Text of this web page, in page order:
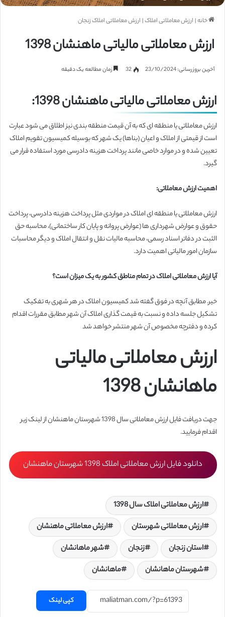
خانه| ارزش معاملاتی املاک| ارزش معاملاتی املاک زنجان
ارزش معاملاتی مالیاتی ماهنشان 1398
آخرین بروزرسانی: 23/10/2024 32 زمان مطالعه یک دقیقه
ارزش معاملاتی مالیاتی ماهنشان 1398:
ارزش معاملاتی یا منطقه ای که به آن قیمت منطقه بندی نیز اطلاق می شود عبارت
است از قیمتی از املاک و اعیان (بناها) یک شهر که بوسیله کمیسیون تقویم املاک
تعیین شده و در موارد خاصی مانند پرداخت هزینه دادرسی مورد استفاده قرار می
گیرد.
اهمیت ارزش معاملاتی:
ارزش معاملاتی یا منطقه ای املاک در مواردی مثل پرداخت هزینه دادرسی، پرداخت
حقوق و عوارض شهرداری ها (عوارض پروانه و پایان کار ساختمانی)، محاسبه حق
الثبت در دفاتر اسناد رسمی، محاسبه مالیات نقل و انتقال املاک و دیگر محاسبات
سازمان امور مالیاتی اهمیت دارد.
آیا ارزش معاملاتی املاک در تماممناطق کشور به یک میزان است؟
خیر. مطابق آنچه در فوق گفته شد کمیسیون املاک در هر شهری به تفکیک
تشکیل جلسه داده و نسبت به قیمت گذاری املاک آن شهر مطابق مقررات اقدام
کرده و دفترچه مخصوص آن شهر منتشر خواهد شد
ارزش معاملاتی مالیاتی
ماهانشان 1398
جهت دریافت فایل ارزش معاملاتی سال 1398 شهرستان ماهنشان از لینک زیر
اقدام فرمایید.
دانلود فایل ارزش معاملاتی املاک 1398 شهرستان ماهنشان
ارزش معاملاتی املاک سال 1398
ارزش معاملاتی شهرستان
ارزش معاملاتی ماهنشان
استان زنجان
زنجان
شهر ماهانشان
شهرستان ماهانشان
ماهانشان
کپی لینک